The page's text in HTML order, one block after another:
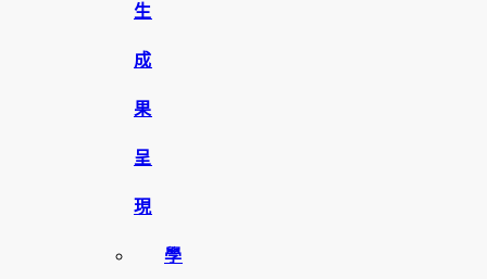
生
成
果
呈
現
學